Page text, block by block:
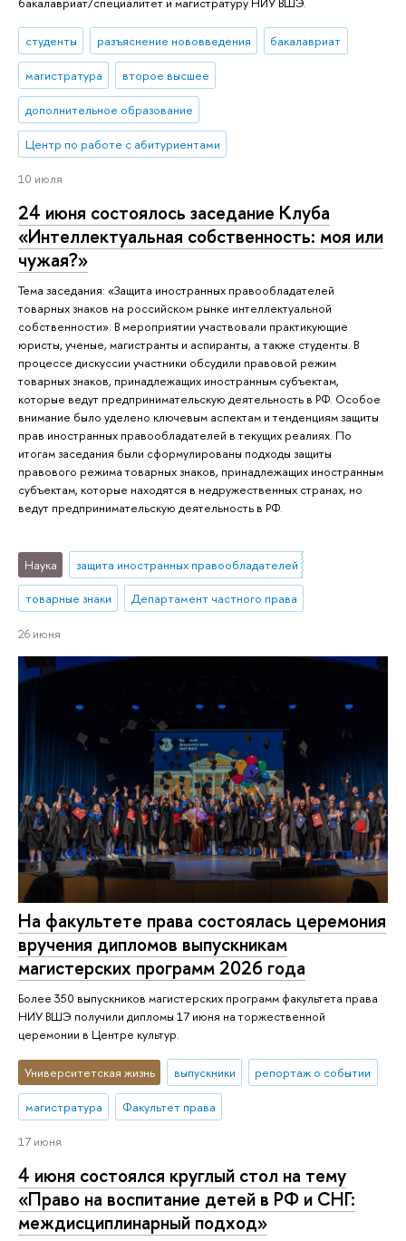
студенты разъяснение нововведения бакалавриат
магистратура второе высшее
дополнительное образование
Центр по работе с абитуриентами
10 июля
24 июня состоялось заседание Клуба
«Интеллектуальная собственность: моя или
чужая?»
Тема заседания: «Защита иностранных правообладателей
товарных знаков на российском рынке интеллектуальной
собственности». В мероприятии участвовали практикующие
юристы, ученые, магистранты и аспиранты, а также студенты. В
процессе дискуссии участники обсудили правовой режим
товарных знаков, принадлежащих иностранным субъектам,
которые ведут предпринимательскую деятельность в РФ. Особое
внимание было уделено ключевым аспектам и тенденциям защиты
прав иностранных правообладателей в текущих реалиях. По
итогам заседания были сформулированы подходы защиты
правового режима товарных знаков, принадлежащих иностранным
субъектам, которые находятся в недружественных странах, но
ведут предпринимательскую деятельность в РФ.
Наука защита иностранных правообладателей
товарные знаки Департамент частного права
26 июня
На факультете права состоялась церемония
вручения дипломов выпускникам
магистерских программ 2026 года
Более 350 выпускников магистерских программ факультета права
НИУ ВШЭ получили дипломы 17 июня на торжественной
церемонии в Центре культур.
Университетская жизнь выпускники репортаж о событии
магистратура Факультет права
17 июня
4 июня состоялся круглый стол на тему
«Право на воспитание детей в РФ и СНГ:
междисциплинарный подход»